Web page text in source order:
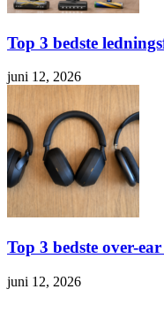
Top 3 bedste
juni 12, 2026
Top 3 bedste over-
juni 12, 2026